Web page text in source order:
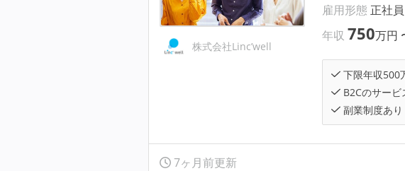
株式会社Linc’well
雇用形態 正社員
年収750万円
下限年収500
B2Cのサービ
副業制度あり
7ヶ月前更新